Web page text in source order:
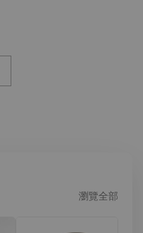
瀏覽全部